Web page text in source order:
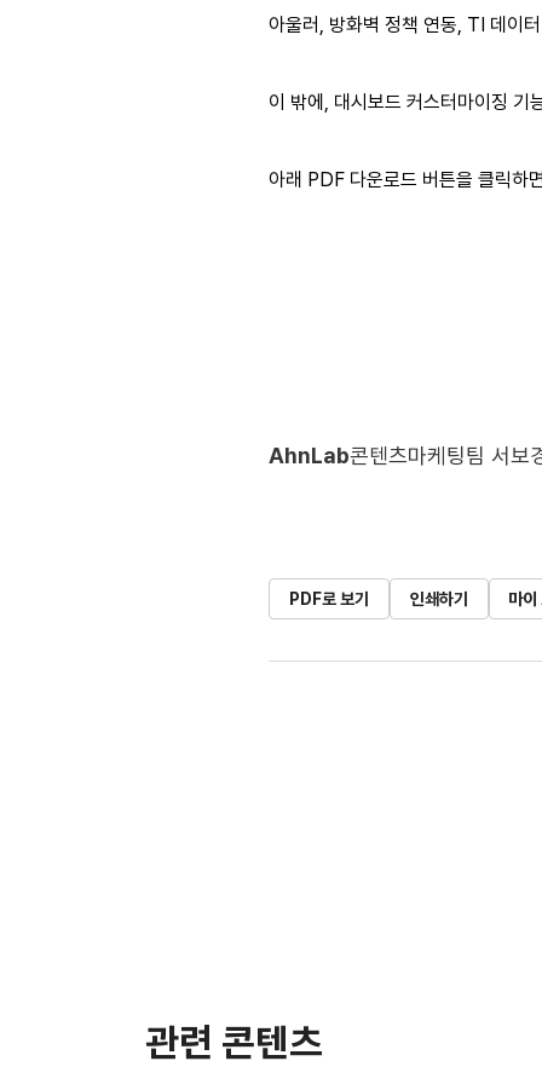
아울러, 방화벽 정책 연동, TI 데이
이 밖에, 대시보드 커스터마이징 기
아래 PDF 다운로드 버튼을 클릭하
AhnLab콘텐츠마케팅팀 서보
PDF로 보기 인쇄하기 마이
관련 콘텐츠